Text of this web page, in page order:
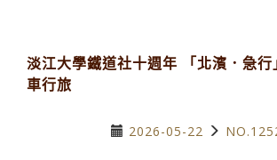
淡江大學鐵道社十週年 「北濱．急行
車行旅
2026-05-22